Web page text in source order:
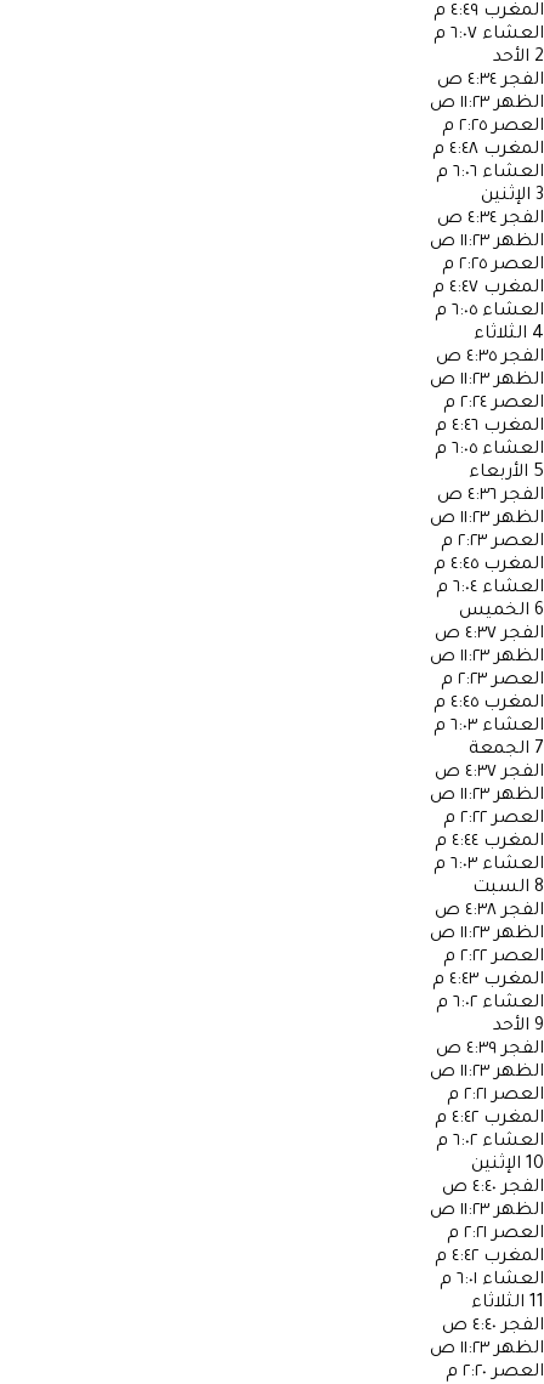
المغرب ٤:٤٩ م
العشاء ٦:٠٧ م
2 الأحد
الفجر ٤:٣٤ ص
الظهر ١١:٢٣ ص
العصر ٢:٢٥ م
المغرب ٤:٤٨ م
العشاء ٦:٠٦ م
3 الإثنين
الفجر ٤:٣٤ ص
الظهر ١١:٢٣ ص
العصر ٢:٢٥ م
المغرب ٤:٤٧ م
العشاء ٦:٠٥ م
4 الثلاثاء
الفجر ٤:٣٥ ص
الظهر ١١:٢٣ ص
العصر ٢:٢٤ م
المغرب ٤:٤٦ م
العشاء ٦:٠٥ م
5 الأربعاء
الفجر ٤:٣٦ ص
الظهر ١١:٢٣ ص
العصر ٢:٢٣ م
المغرب ٤:٤٥ م
العشاء ٦:٠٤ م
6 الخميس
الفجر ٤:٣٧ ص
الظهر ١١:٢٣ ص
العصر ٢:٢٣ م
المغرب ٤:٤٥ م
العشاء ٦:٠٣ م
7 الجمعة
الفجر ٤:٣٧ ص
الظهر ١١:٢٣ ص
العصر ٢:٢٢ م
المغرب ٤:٤٤ م
العشاء ٦:٠٣ م
8 السبت
الفجر ٤:٣٨ ص
الظهر ١١:٢٣ ص
العصر ٢:٢٢ م
المغرب ٤:٤٣ م
العشاء ٦:٠٢ م
9 الأحد
الفجر ٤:٣٩ ص
الظهر ١١:٢٣ ص
العصر ٢:٢١ م
المغرب ٤:٤٢ م
العشاء ٦:٠٢ م
10 الإثنين
الفجر ٤:٤٠ ص
الظهر ١١:٢٣ ص
العصر ٢:٢١ م
المغرب ٤:٤٢ م
العشاء ٦:٠١ م
11 الثلاثاء
الفجر ٤:٤٠ ص
الظهر ١١:٢٣ ص
العصر ٢:٢٠ م